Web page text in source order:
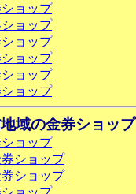
ョップ
ョップ
ショップ
ョップ
ョップ
ョップ
域の金券ショップ
ョップ
ショップ
ショップ